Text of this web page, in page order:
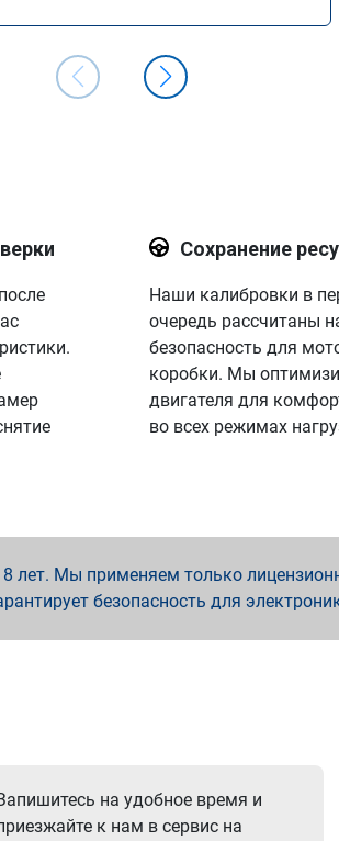
Сохранение
Наши калибровки в
очередь рассчитаны
безопасность для
коробки. Мы
двигателя для
во всех режимах
Мы применяем только
безопасность для
на удобное время и
к нам в сервис на